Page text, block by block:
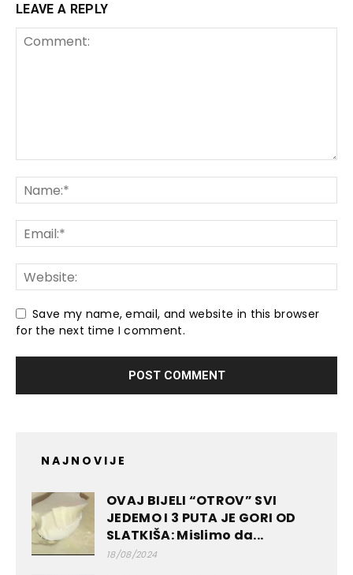
LEAVE A REPLY
Save my name, email, and website in this browser
for the next time I comment.
NAJNOVIJE
OVAJ BIJELI “OTROV” SVI
JEDEMO I 3 PUTA JE GORI OD
SLATKIŠA: Mislimo da...
18/08/2024